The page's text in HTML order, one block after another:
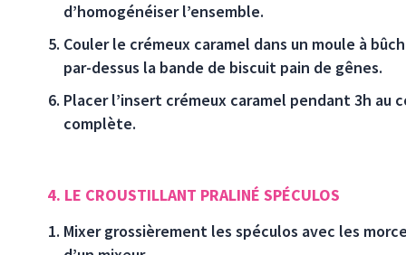
d’homogénéiser l’ensemble.
Couler le crémeux caramel dans un moule à
par-dessus la bande de biscuit pain de gênes.
Placer l’insert crémeux caramel pendant 3h au
complète.
4. LE CROUSTILLANT PRALINÉ SPÉCULOS
Mixer grossièrement les spéculos avec les